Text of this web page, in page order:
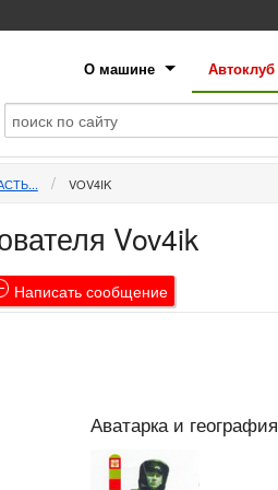
О машине Автоклуб
VOV4IK
Vov4ik
Написатьсообщение
Аватарка и география